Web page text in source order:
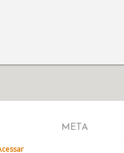
META